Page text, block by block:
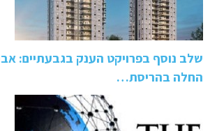
שלב נוסף בפרויקט הענק בגבעתיים:
החלה בהריסת…